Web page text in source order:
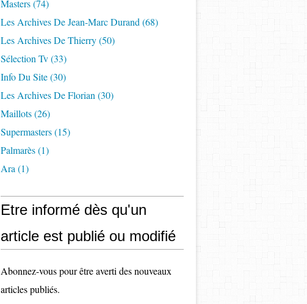
Masters(74)
Les Archives De Jean-Marc Durand (68)
Les Archives De Thierry(50)
Sélection Tv(33)
Info Du Site(30)
Les Archives De Florian (30)
Maillots(26)
Supermasters(15)
Palmarès(1)
Ara (1)
Etre informé dès qu'un
article est publié ou modifié
Abonnez-vous pour être averti des nouveaux
articles publiés.